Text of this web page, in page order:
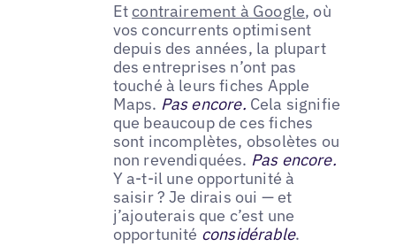
Etcontrairement à Google, où
vos concurrents optimisent
depuis des années, la plupart
des entreprises n’ont pas
touché à leurs fiches Apple
Maps. Pas encore. Cela signifie
que beaucoup de ces fiches
sont incomplètes, obsolètes ou
non revendiquées. Pas encore.
Y a-t-il une opportunité à
saisir ? Je dirais oui — et
j’ajouterais que c’est une
opportunité considérable.